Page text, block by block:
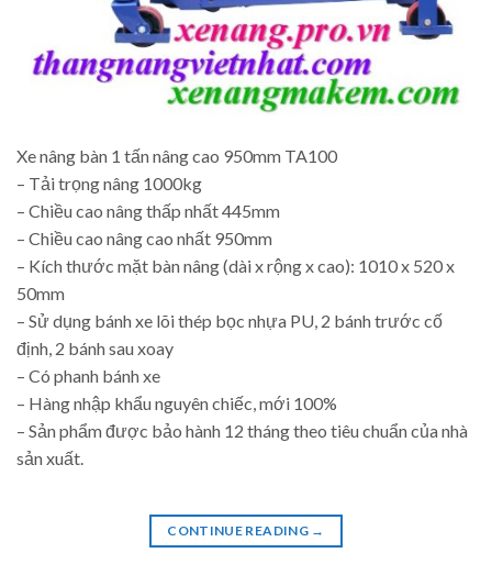
Xe nâng bàn 1 tấn nâng cao 950mm TA100
– Tải trọng nâng 1000kg
– Chiều cao nâng thấp nhất 445mm
– Chiều cao nâng cao nhất 950mm
– Kích thước mặt bàn nâng (dài x rộng x cao): 1010 x 520 x
50mm
– Sử dụng bánh xe lõi thép bọc nhựa PU, 2 bánh trước cố
định, 2 bánh sau xoay
– Có phanh bánh xe
– Hàng nhập khẩu nguyên chiếc, mới 100%
– Sản phẩm được bảo hành 12 tháng theo tiêu chuẩn của nhà
sản xuất.
CONTINUE READING →